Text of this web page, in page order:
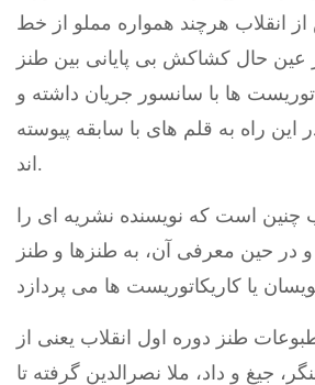
انقلاب هرچند همواره مملو از خط
عین حال کشاکش بی پایانی بین طنز
ها با سانسور جریان داشته و
این راه به قلم های با سابقه پیوسته
اند.
چنین است که نویسنده نشریه ای را
در حین معرفی آن، به طنزها و طنز
طنز دوره اول انقلاب یعنی از
جیغ و داد، ملا نصرالدین گرفته تا